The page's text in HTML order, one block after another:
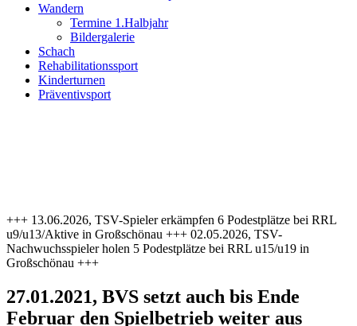
Wandern
Termine 1.Halbjahr
Bildergalerie
Schach
Rehabilitationssport
Kinderturnen
Präventivsport
+++ 13.06.2026, TSV-Spieler erkämpfen 6 Podestplätze bei RRL
u9/u13/Aktive in Großschönau +++ 02.05.2026, TSV-
Nachwuchsspieler holen 5 Podestplätze bei RRL u15/u19 in
Großschönau +++
27.01.2021, BVS setzt auch bis Ende
Februar den Spielbetrieb weiter aus